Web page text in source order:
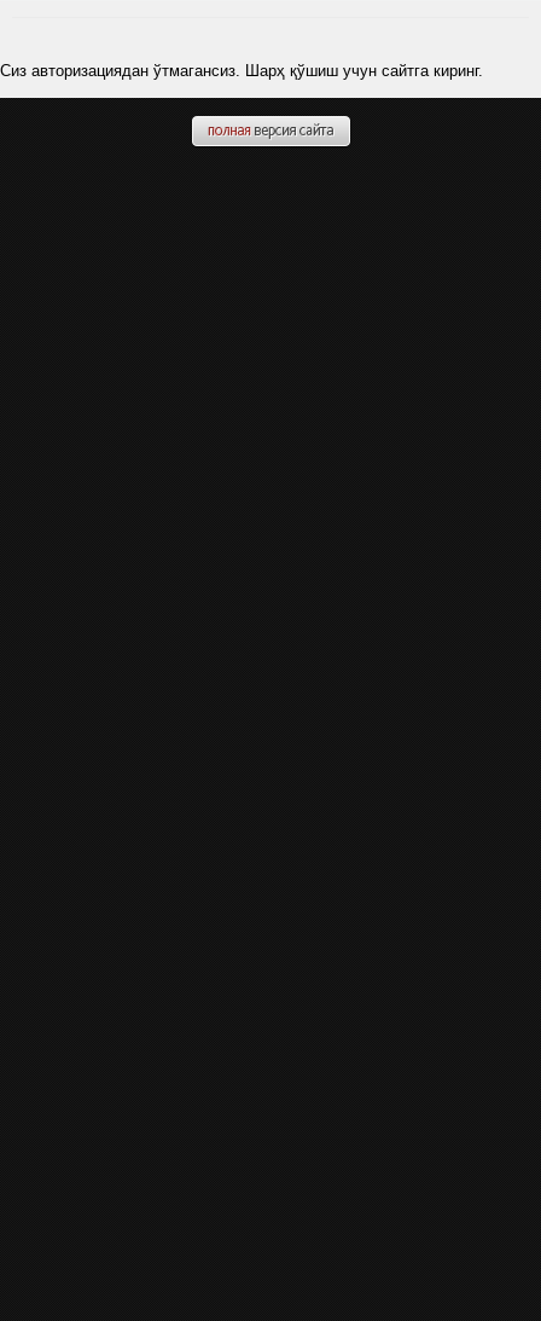
Сиз авторизациядан ўтмагансиз. Шарҳ қўшиш учун сайтга киринг.